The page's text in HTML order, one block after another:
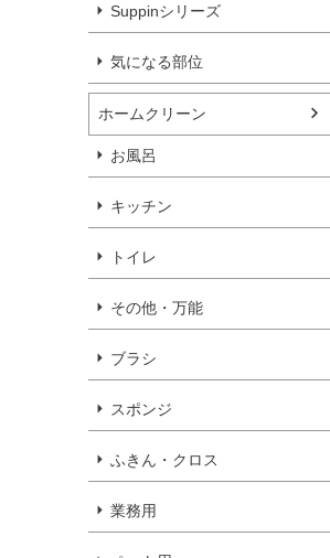
Suppinシリーズ
気になる部位
ホームクリーン
お風呂
キッチン
トイレ
その他・万能
ブラシ
スポンジ
ふきん・クロス
業務用